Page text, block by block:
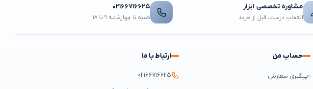
مشاوره تخصصی ابزار
انتخاب درست، قبل از خرید
۰۲۱۶۶۷۱۶۶۲۵
شنبه تا چهارشنبه ۹ تا ۱۸
حساب من
پیگیری سفارش
ارتباط با ما
۰۲۱۶۶۷۱۶۶۲۵